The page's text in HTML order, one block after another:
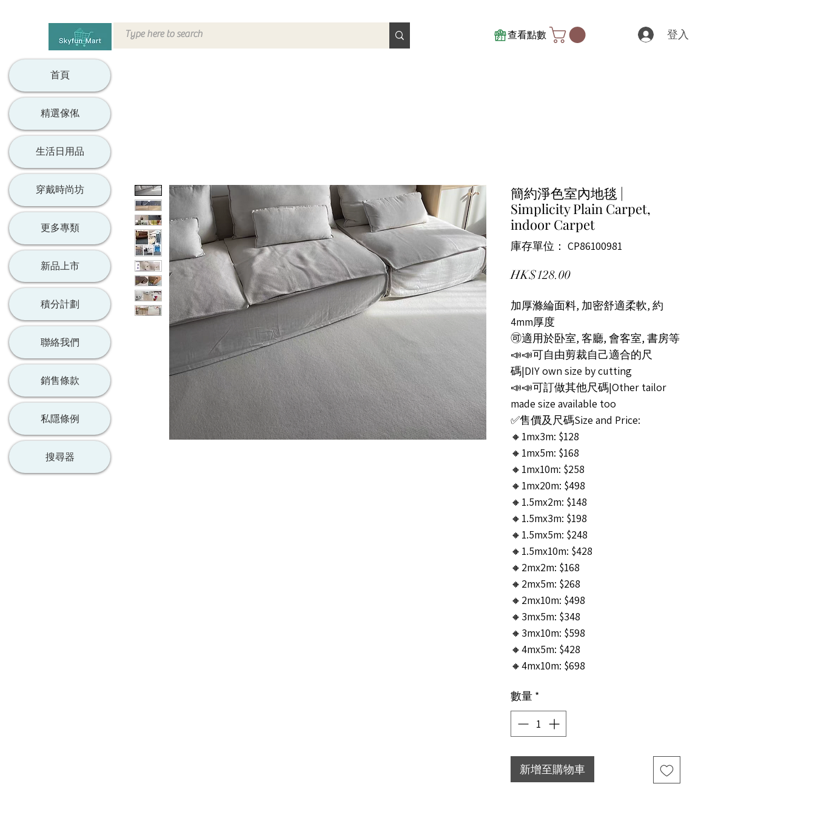
查看點數 登入
簡約淨色室內地毯 |
Simplicity Plain Carpet,
indoor Carpet
庫存單位： CP86100981
HK$128.00價格
加厚滌綸面料, 加密舒適柔軟, 約
4mm厚度
🉑適用於卧室, 客廳, 會客室, 書房等
📣📣可自由剪裁自己適合的尺
碼|DIY own size by cutting
📣📣可訂做其他尺碼|Other tailor
made size available too
✅售價及尺碼Size and Price:
🔸1mx3m: $128
🔸1mx5m: $168
🔸1mx10m: $258
🔸1mx20m: $498
🔸1.5mx2m: $148
🔸1.5mx3m: $198
🔸1.5mx5m: $248
🔸1.5mx10m: $428
🔸2mx2m: $168
🔸2mx5m: $268
🔸2mx10m: $498
🔸3mx5m: $348
🔸3mx10m: $598
🔸4mx5m: $428
🔸4mx10m: $698
數量 *
新增至購物車
首頁
精選傢俬
生活日用品
穿戴時尚坊
更多專類
新品上市
積分計劃
聯絡我們
銷售條款
私隱條例
搜尋器